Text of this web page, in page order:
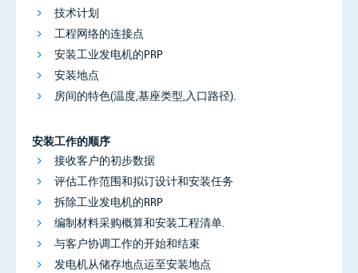
技术计划
工程网络的连接点
安装工业发电机的PRP
安装地点
房间的特色(温度,基座类型,入口路径).
安装工作的顺序
接收客户的初步数据
评估工作范围和拟订设计和安装任务
拆除工业发电机的RRP
编制材料采购概算和安装工程清单.
与客户协调工作的开始和结束
发电机从储存地点运至安装地点